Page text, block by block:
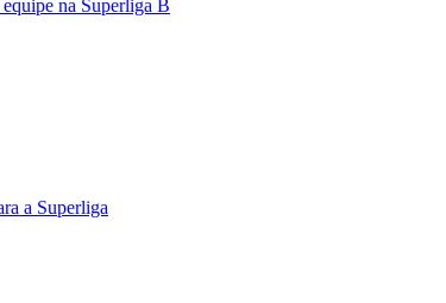
na Superliga B
a Superliga